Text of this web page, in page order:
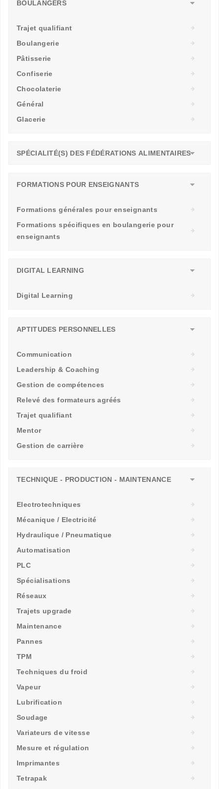
BOULANGERS
Trajet qualifiant
Boulangerie
Pâtisserie
Confiserie
Chocolaterie
Général
Glacerie
SPÉCIALITÉ(S) DES FÉDÉRATIONS ALIMENTAIRES
FORMATIONS POUR ENSEIGNANTS
Formations générales pour enseignants
Formations spécifiques en boulangerie pour
enseignants
DIGITAL LEARNING
Digital Learning
APTITUDES PERSONNELLES
Communication
Leadership & Coaching
Gestion de compétences
Relevé des formateurs agréés
Trajet qualifiant
Mentor
Gestion de carrière
TECHNIQUE - PRODUCTION - MAINTENANCE
Electrotechniques
Mécanique / Electricité
Hydraulique / Pneumatique
Automatisation
PLC
Spécialisations
Réseaux
Trajets upgrade
Maintenance
Pannes
TPM
Techniques du froid
Vapeur
Lubrification
Soudage
Variateurs de vitesse
Mesure et régulation
Imprimantes
Tetrapak